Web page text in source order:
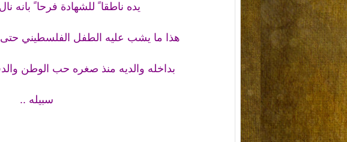
يده ناطقا ً للشهادة فرحا ً بانه
هذا ما يشب عليه الطفل الفلسطيني
بداخله والديه منذ صغره حب الوطن
سبيله ..